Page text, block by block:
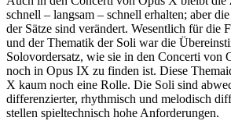
schnell – langsam – schnell erhalten; aber
der Sätze sind verändert. Wesentlich für die
und der Thematik der Soli war die
Solovordersatz, wie sie in den Concerti von
noch in Opus IX zu finden ist. Diese
X kaum noch eine Rolle. Die Soli sind
differenzierter, rhythmisch und melodisch
stellen spieltechnisch hohe Anforderungen.